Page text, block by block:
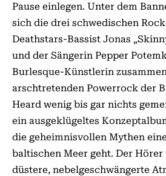
Pause einlegen. Unter dem
sich die drei schwedischen
Deathstars-Bassist Jonas
und der Sängerin Pepper
Burlesque-Künstlerin
arschtretenden Powerrock der
Heard wenig bis gar nichts
ein ausgeklügeltes
die geheimnisvollen Mythen
baltischen Meer geht. Der
düstere, nebelgeschwängerte